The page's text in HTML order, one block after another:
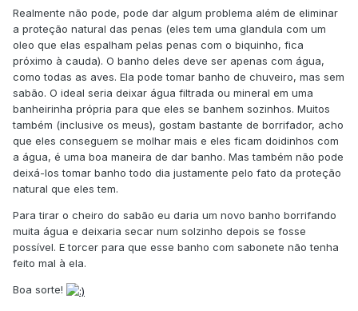
Realmente não pode, pode dar algum problema além de eliminar
a proteção natural das penas (eles tem uma glandula com um
oleo que elas espalham pelas penas com o biquinho, fica
próximo à cauda). O banho deles deve ser apenas com água,
como todas as aves. Ela pode tomar banho de chuveiro, mas sem
sabão. O ideal seria deixar água filtrada ou mineral em uma
banheirinha própria para que eles se banhem sozinhos. Muitos
também (inclusive os meus), gostam bastante de borrifador, acho
que eles conseguem se molhar mais e eles ficam doidinhos com
a água, é uma boa maneira de dar banho. Mas também não pode
deixá-los tomar banho todo dia justamente pelo fato da proteção
natural que eles tem.
Para tirar o cheiro do sabão eu daria um novo banho borrifando
muita água e deixaria secar num solzinho depois se fosse
possível. E torcer para que esse banho com sabonete não tenha
feito mal à ela.
Boa sorte!